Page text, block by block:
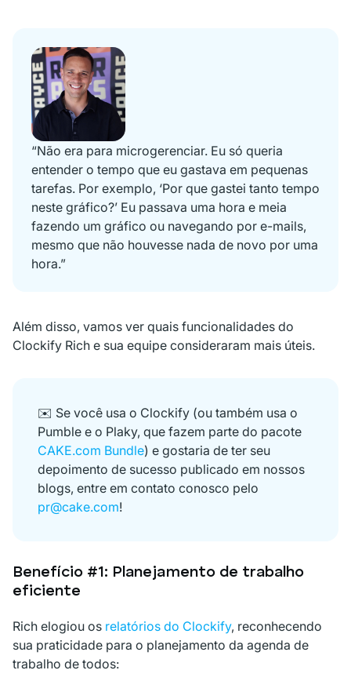
“Não era para microgerenciar. Eu só queria
entender o tempo que eu gastava em pequenas
tarefas. Por exemplo, ‘Por que gastei tanto tempo
neste gráfico?’ Eu passava uma hora e meia
fazendo um gráfico ou navegando por e-mails,
mesmo que não houvesse nada de novo por uma
hora.”
Além disso, vamos ver quais funcionalidades do
Clockify Rich e sua equipe consideraram mais úteis.
✉️ Se você usa o Clockify (ou também usa o
Pumble e o Plaky, que fazem parte do pacote
CAKE.com Bundle) e gostaria de ter seu
depoimento de sucesso publicado em nossos
blogs, entre em contato conosco pelo
pr@cake.com!
Benefício #1: Planejamento de trabalho
eficiente
Rich elogiou os relatórios do Clockify, reconhecendo
sua praticidade para o planejamento da agenda de
trabalho de todos: